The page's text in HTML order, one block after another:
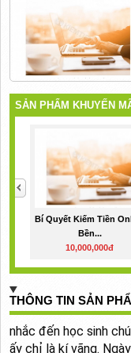
SẢN PHẨM KHUYẾN
Bí Quyết Kiếm Tiền
Bền...
10,000,000đ
THÔNG TIN SẢN
nhắc đến học sinh
ấy chỉ là kí vãng.